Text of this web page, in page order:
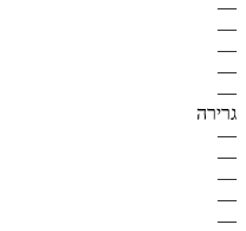
—
—
—
—
—
גרירה
—
—
—
—
—